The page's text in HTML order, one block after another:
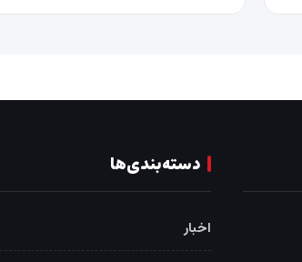
رضوی در جشنواره بین‌المللی
دسته‌بندی‌ها
اخبار